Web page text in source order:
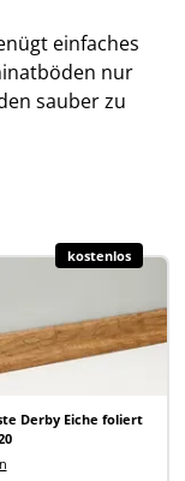
einfaches
nur
sauber zu
Derby Eiche foliert
kostenlos